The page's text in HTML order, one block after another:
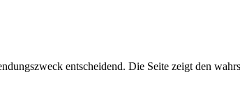
entscheidend. Die Seite zeigt den